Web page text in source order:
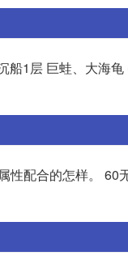
1层 巨蛙、大海
配合的怎样。 60